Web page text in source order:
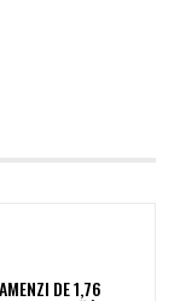
DE 1,76